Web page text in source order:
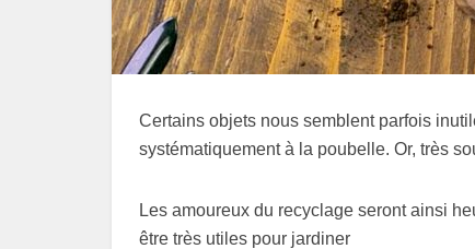
Certains objets nous semblent parfois
systématiquement à la poubelle. Or, très
Les amoureux du recyclage seront ainsi
être très utiles pour jardiner